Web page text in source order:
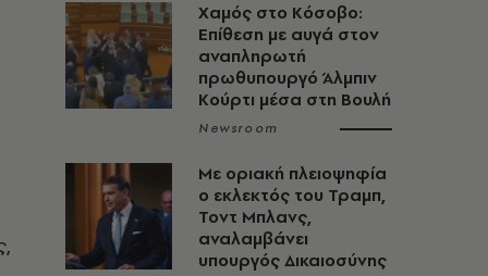
Χαμός στο Κόσοβο:
Επίθεση με αυγά στον
αναπληρωτή
πρωθυπουργό Άλμπιν
Κούρτι μέσα στη Βουλή
Newsroom
Με οριακή πλειοψηφία
ο εκλεκτός του Τραμπ,
Τοντ Μπλανς,
αναλαμβάνει
υπουργός Δικαιοσύνης